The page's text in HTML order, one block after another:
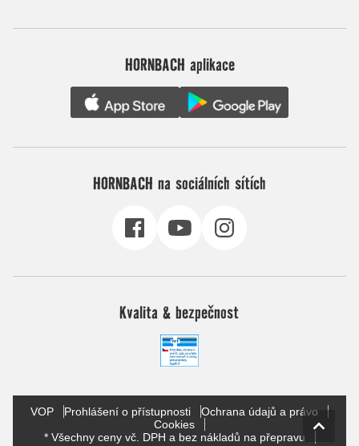
HORNBACH aplikace
HORNBACH na sociálních sítích
Kvalita & bezpečnost
VOP Prohlášení o přístupnosti
Ochrana údajů a právo
Cookies
* Všechny ceny vč. DPH a bez nákladů na přepravu